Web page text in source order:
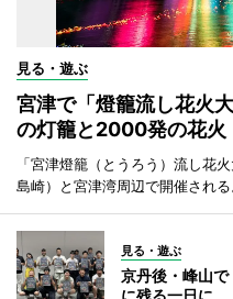
見る・遊ぶ
宮津で「燈籠流し花
の灯籠と2000発の花火
「宮津燈籠（とうろう）流し花
島崎）と宮津湾周辺で開催される
見る・遊ぶ
京丹後・峰山
に残る一日に